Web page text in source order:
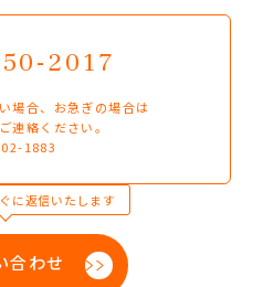
2017
場合、お急ぎの場合は
連絡ください。
1883
に返信いたします
合わせ